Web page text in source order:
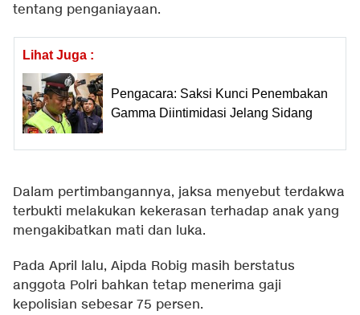
tentang penganiayaan.
Lihat Juga :
Pengacara: Saksi Kunci Penembakan
Gamma Diintimidasi Jelang Sidang
Dalam pertimbangannya, jaksa menyebut terdakwa
terbukti melakukan kekerasan terhadap anak yang
mengakibatkan mati dan luka.
Pada April lalu, Aipda Robig masih berstatus
anggota Polri bahkan tetap menerima gaji
kepolisian sebesar 75 persen.